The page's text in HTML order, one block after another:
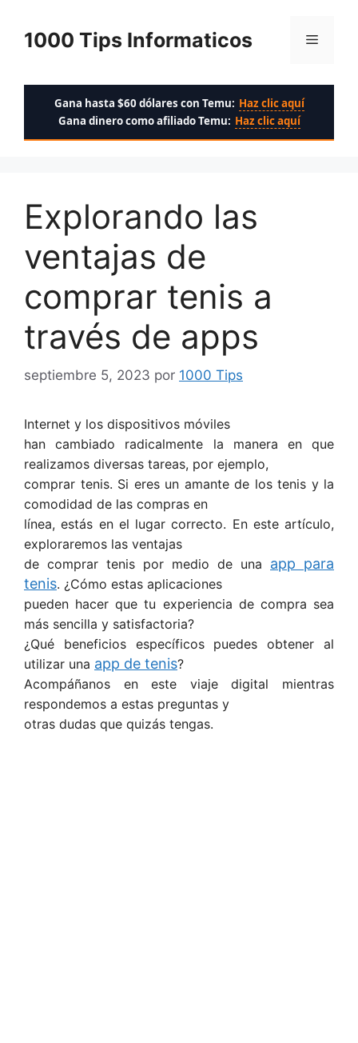
contenido
1000 Tips Informaticos Menú
Gana hasta $60 dólares con Temu: Haz clic aquí
Gana dinero como afiliado Temu: Haz clic aquí
Explorando las
ventajas de
comprar tenis a
través de apps
septiembre 5, 2023 por 1000 Tips
Internet y los dispositivos móviles
han cambiado radicalmente la manera en que
realizamos diversas tareas, por ejemplo,
comprar tenis. Si eres un amante de los tenis y la
comodidad de las compras en
línea, estás en el lugar correcto. En este artículo,
exploraremos las ventajas
de comprar tenis por medio de una app para
tenis. ¿Cómo estas aplicaciones
pueden hacer que tu experiencia de compra sea
más sencilla y satisfactoria?
¿Qué beneficios específicos puedes obtener al
utilizar una app de tenis?
Acompáñanos en este viaje digital mientras
respondemos a estas preguntas y
otras dudas que quizás tengas.